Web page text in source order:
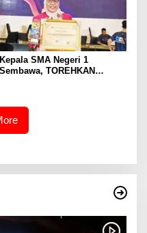
Kepala SMA Negeri 1
Sembawa, TOREHKAN